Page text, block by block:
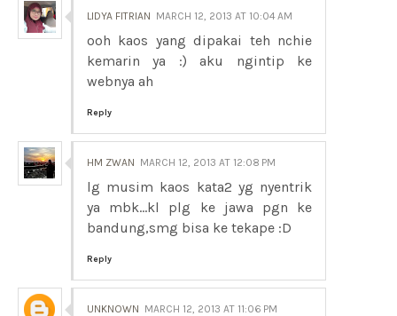
LIDYA FITRIAN MARCH 12, 2013 AT 10:04 AM
ooh kaos yang dipakai teh nchie
kemarin ya :) aku ngintip ke
webnya ah
Reply
HM ZWAN MARCH 12, 2013 AT 12:08 PM
lg musim kaos kata2 yg nyentrik
ya mbk...kl plg ke jawa pgn ke
bandung,smg bisa ke tekape :D
Reply
UNKNOWN MARCH 12, 2013 AT 11:06 PM